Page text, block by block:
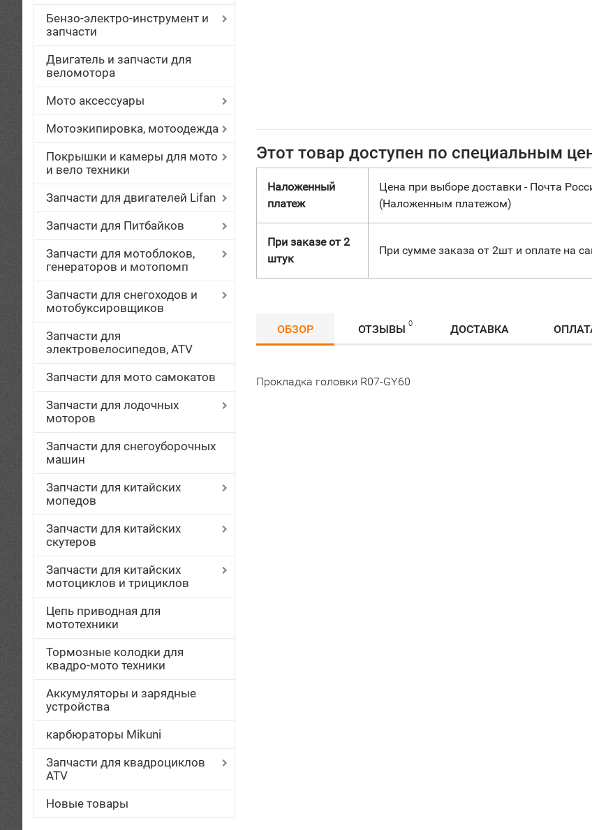
Бензо-электро-инструмент и
запчасти
Двигатель и запчасти для
веломотора
Мото аксессуары
Мотоэкипировка, мотоодежда
Покрышки и камеры для мото
и вело техники
Запчасти для двигателей Lifan
Запчасти для Питбайков
Запчасти для мотоблоков,
генераторов и мотопомп
Запчасти для снегоходов и
мотобуксировщиков
Запчасти для
электровелосипедов, ATV
Запчасти для мото самокатов
Запчасти для лодочных
моторов
Запчасти для снегоуборочных
машин
Запчасти для китайских
мопедов
Запчасти для китайских
скутеров
Запчасти для китайских
мотоциклов и трициклов
Цепь приводная для
мототехники
Тормозные колодки для
квадро-мото техники
Аккумуляторы и зарядные
устройства
карбюраторы Mikuni
Запчасти для квадроциклов
ATV
Новые товары
Этот товар доступен по специальным
Наложенный
платеж
Цена при выборе доставки - Почта
(Наложенным платежом)
При заказе от 2
штук
При сумме заказа от 2шт и оплате на
ОБЗОР ОТЗЫВЫ 0 ДОСТАВКА
Прокладка головки R07-GY60